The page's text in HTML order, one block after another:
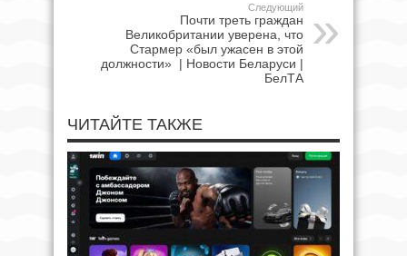
Следующий
Почти треть граждан
Великобритании уверена, что
Стармер «был ужасен в этой
должности» | Новости Беларуси |
БелТА
ЧИТАЙТЕ ТАКЖЕ